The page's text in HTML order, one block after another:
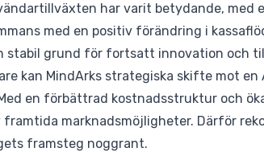
har varit betydande, med
med en positiv förändring i
stabil grund för fortsatt innovation och
kan MindArks strategiska skifte mot
en förbättrad kostnadsstruktur och
marknadsmöjligheter. Därför
framsteg noggrant.